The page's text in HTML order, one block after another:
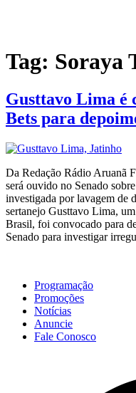
Tag: Soraya
Gusttavo Lima é
Bets para
Da Redação Rádio Aruanã
será ouvido no Senado
investigada por lavagem de
sertanejo Gusttavo Lima,
Brasil, foi convocado para
Senado para investigar
Programação
Promoções
Notícias
Anuncie
Fale Conosco